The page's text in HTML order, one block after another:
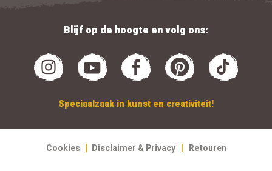
Blijf op de hoogte en volg ons:
Speciaalzaak in kunst en creativiteit!
Cookies | Disclaimer & Privacy | Retouren